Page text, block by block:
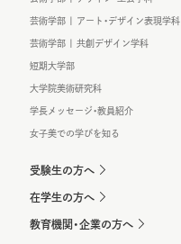
芸術学部 | アート・デザイン表現学科
芸術学部 | 共創デザイン学科
短期大学部
大学院美術研究科
学長メッセージ・教員紹介
女子美での学びを知る
受験生の方へ
在学生の方へ
教育機関・企業の方へ